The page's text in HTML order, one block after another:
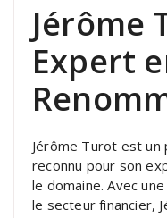
Jérôme
Expert
Jérôme Turot est un
reconnu pour son
le domaine. Avec
le secteur financier,